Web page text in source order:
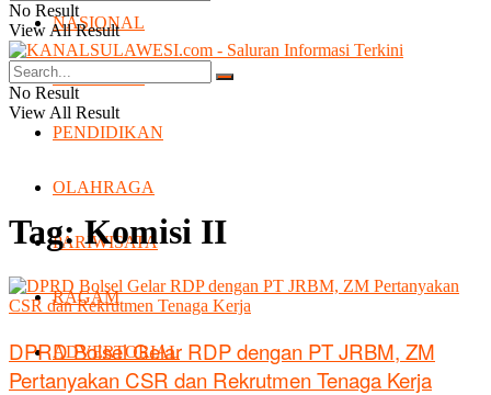
NASIONAL
PERISTIWA
PENDIDIKAN
OLAHRAGA
PARIWISATA
RAGAM
ADVERTORIAL
No Result
View All Result
No Result
View All Result
Tag:Komisi II
DPRD Bolsel Gelar RDP dengan PT JRBM, ZM
Pertanyakan CSR dan Rekrutmen Tenaga Kerja